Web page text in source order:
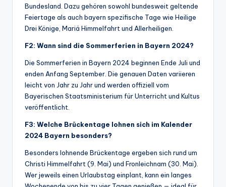
Bundesland. Dazu gehören sowohl bundesweit geltende
Feiertage als auch bayern spezifische Tage wie Heilige
Drei Könige, Mariä Himmelfahrt und Allerheiligen.
F2: Wann sind die Sommerferien in Bayern 2024?
Die Sommerferien in Bayern 2024 beginnen Ende Juli und
enden Anfang September. Die genauen Daten variieren
leicht von Jahr zu Jahr und werden offiziell vom
Bayerischen Staatsministerium für Unterricht und Kultus
veröffentlicht.
F3: Welche Brückentage lohnen sich im Kalender
2024 Bayern besonders?
Besonders lohnende Brückentage ergeben sich rund um
Christi Himmelfahrt (9. Mai) und Fronleichnam (30. Mai).
Wer jeweils einen Urlaubstag einplant, kann ein langes